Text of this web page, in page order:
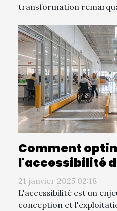
transformation
Comment
l'accessibilité
établissements
technologiques
21 janvier 2025 02:18
L'accessibilité est un
conception et